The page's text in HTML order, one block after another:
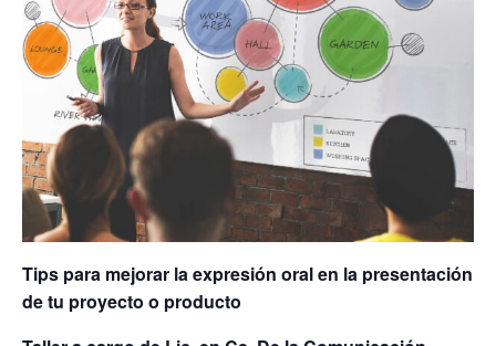
Tips para mejorar la expresión oral en la presentación
de tu proyecto o producto